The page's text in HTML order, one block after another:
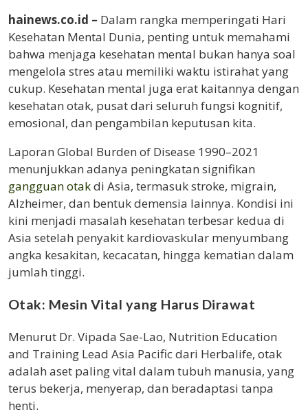
hainews.co.id – Dalam rangka memperingati Hari
Kesehatan Mental Dunia, penting untuk memahami
bahwa menjaga kesehatan mental bukan hanya soal
mengelola stres atau memiliki waktu istirahat yang
cukup. Kesehatan mental juga erat kaitannya dengan
kesehatan otak, pusat dari seluruh fungsi kognitif,
emosional, dan pengambilan keputusan kita.
Laporan Global Burden of Disease 1990–2021
menunjukkan adanya peningkatan signifikan
gangguan otakdi Asia, termasuk stroke, migrain,
Alzheimer, dan bentuk demensia lainnya. Kondisi ini
kini menjadi masalah kesehatan terbesar kedua di
Asia setelah penyakit kardiovaskular menyumbang
angka kesakitan, kecacatan, hingga kematian dalam
jumlah tinggi.
Otak: Mesin Vital yang Harus Dirawat
Menurut Dr. Vipada Sae-Lao, Nutrition Education
and Training Lead Asia Pacific dari Herbalife, otak
adalah aset paling vital dalam tubuh manusia, yang
terus bekerja, menyerap, dan beradaptasi tanpa
henti.